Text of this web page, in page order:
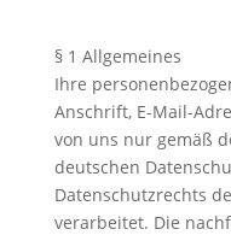
§ 1 Allgemeines
Ihre
Anschrift, E-Mail-
von uns nur gemäß
deutschen
Datenschutzrechts
verarbeitet. Die